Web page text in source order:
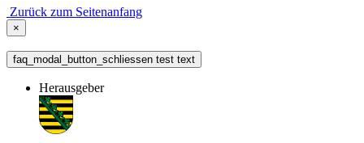
Zurück zum Seitenanfang
×
faq_modal_button_schliessen test text
Herausgeber